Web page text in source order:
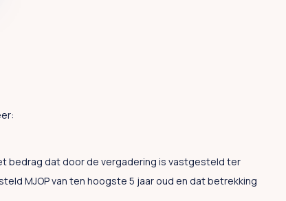
bedrag dat door de vergadering is vastgesteld ter
MJOP van ten hoogste 5 jaar oud en dat betrekking